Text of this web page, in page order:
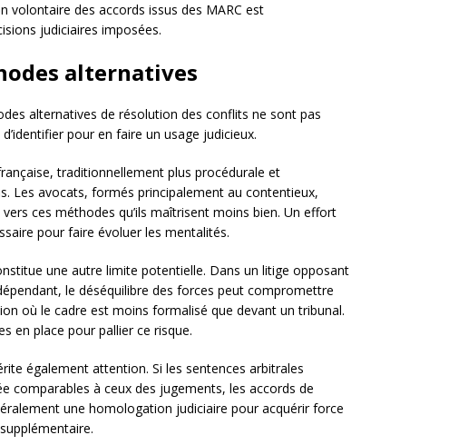
volontaire des accords issus des MARC est
judiciaires imposées.
alternatives
alternatives de résolution des conflits ne sont pas
pour en faire un usage judicieux.
traditionnellement plus procédurale et
Les avocats, formés principalement au contentieux,
ces méthodes qu’ils maîtrisent moins bien. Un effort
pour faire évoluer les mentalités.
une autre limite potentielle. Dans un litige opposant
le déséquilibre des forces peut compromettre
où le cadre est moins formalisé que devant un tribunal.
en place pour pallier ce risque.
également attention. Si les sentences arbitrales
comparables à ceux des jugements, les accords de
une homologation judiciaire pour acquérir force